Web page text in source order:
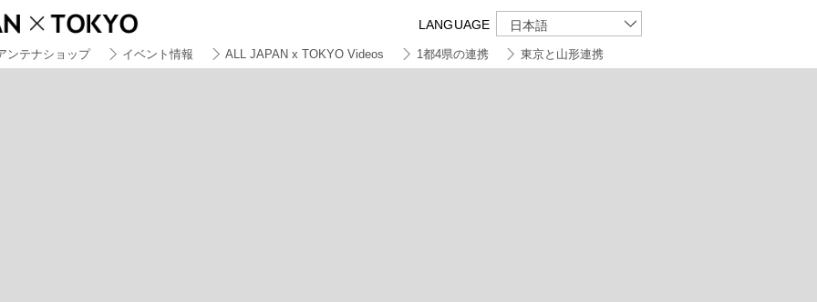
LANGUAGE 日本語
ンテナショップ イベント情報 ALL JAPAN x TOKYO Videos 1都4県の連携 東京と山形連携